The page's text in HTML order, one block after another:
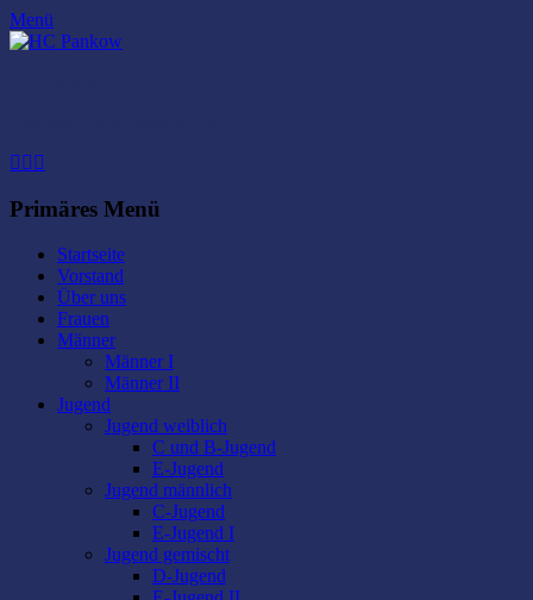
Menü
Facebook
E-
Primäres Menü
Zum
Inhalt
springen
Startseite
Vorstand
Über uns
Frauen
Männer
Männer I
Männer II
Jugend
Jugend weiblich
C und B-Jugend
E-Jugend
Jugend männlich
C-Jugend
E-Jugend I
Jugend gemischt
D-Jugend